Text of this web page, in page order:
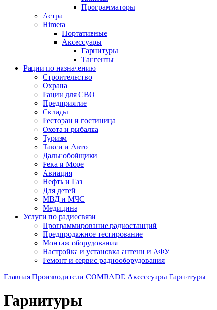
Программаторы
Астра
Himera
Портативные
Аксессуары
Гарнитуры
Тангенты
Рации по назначению
Строительство
Охрана
Рации для СВО
Предприятие
Склады
Ресторан и гостиница
Охота и рыбалка
Туризм
Такси и Авто
Дальнобойщики
Река и Море
Авиация
Нефть и Газ
Для детей
МВД и МЧС
Медицина
Услуги по радиосвязи
Программирование радиостанций
Предпродажное тестирование
Монтаж оборудования
Настройка и установка антенн и АФУ
Ремонт и сервис радиооборудования
Главная Производители COMRADE Аксессуары Гарнитуры
Гарнитуры